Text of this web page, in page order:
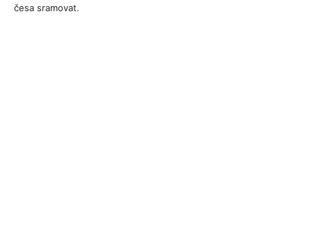
česa sramovat.